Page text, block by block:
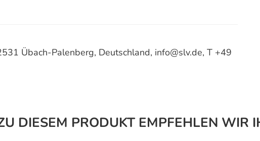
Übach-Palenberg, Deutschland, info@slv.de, T +49
DIESEM PRODUKT EMPFEHLEN WIR